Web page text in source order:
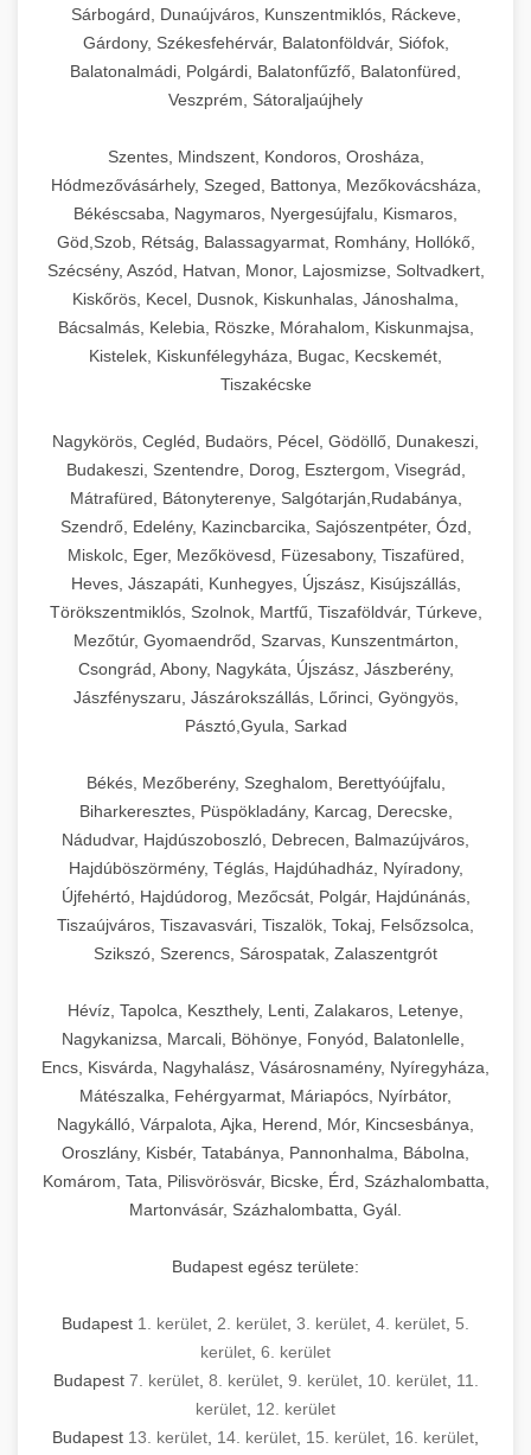
Sárbogárd, Dunaújváros, Kunszentmiklós, Ráckeve,
Gárdony, Székesfehérvár, Balatonföldvár, Siófok,
Balatonalmádi, Polgárdi, Balatonfűzfő, Balatonfüred,
Veszprém, Sátoraljaújhely
Szentes, Mindszent, Kondoros, Orosháza,
Hódmezővásárhely, Szeged, Battonya, Mezőkovácsháza,
Békéscsaba, Nagymaros, Nyergesújfalu, Kismaros,
Göd,Szob, Rétság, Balassagyarmat, Romhány, Hollókő,
Szécsény, Aszód, Hatvan, Monor, Lajosmizse, Soltvadkert,
Kiskőrös, Kecel, Dusnok, Kiskunhalas, Jánoshalma,
Bácsalmás, Kelebia, Röszke, Mórahalom, Kiskunmajsa,
Kistelek, Kiskunfélegyháza, Bugac, Kecskemét,
Tiszakécske
Nagykörös, Cegléd, Budaörs, Pécel, Gödöllő, Dunakeszi,
Budakeszi, Szentendre, Dorog, Esztergom, Visegrád,
Mátrafüred, Bátonyterenye, Salgótarján,Rudabánya,
Szendrő, Edelény, Kazincbarcika, Sajószentpéter, Ózd,
Miskolc, Eger, Mezőkövesd, Füzesabony, Tiszafüred,
Heves, Jászapáti, Kunhegyes, Újszász, Kisújszállás,
Törökszentmiklós, Szolnok, Martfű, Tiszaföldvár, Túrkeve,
Mezőtúr, Gyomaendrőd, Szarvas, Kunszentmárton,
Csongrád, Abony, Nagykáta, Újszász, Jászberény,
Jászfényszaru, Jászárokszállás, Lőrinci, Gyöngyös,
Pásztó,Gyula, Sarkad
Békés, Mezőberény, Szeghalom, Berettyóújfalu,
Biharkeresztes, Püspökladány, Karcag, Derecske,
Nádudvar, Hajdúszoboszló, Debrecen, Balmazújváros,
Hajdúböszörmény, Téglás, Hajdúhadház, Nyíradony,
Újfehértó, Hajdúdorog, Mezőcsát, Polgár, Hajdúnánás,
Tiszaújváros, Tiszavasvári, Tiszalök, Tokaj, Felsőzsolca,
Szikszó, Szerencs, Sárospatak, Zalaszentgrót
Hévíz, Tapolca, Keszthely, Lenti, Zalakaros, Letenye,
Nagykanizsa, Marcali, Böhönye, Fonyód, Balatonlelle,
Encs, Kisvárda, Nagyhalász, Vásárosnamény, Nyíregyháza,
Mátészalka, Fehérgyarmat, Máriapócs, Nyírbátor,
Nagykálló, Várpalota, Ajka, Herend, Mór, Kincsesbánya,
Oroszlány, Kisbér, Tatabánya, Pannonhalma, Bábolna,
Komárom, Tata, Pilisvörösvár, Bicske, Érd, Százhalombatta,
Martonvásár, Százhalombatta, Gyál.
Budapest egész területe:
Budapest 1. kerület 2. kerület 3. kerület 4. kerület 5.
kerület 6. kerület
Budapest 7. kerület, 8. kerület, 9. kerület, 10. kerület, 11.
kerület 12. kerület
Budapest 13. kerület 14. kerület 15. kerület 16. kerület